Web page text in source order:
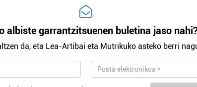
albiste garrantzitsuenen buletina jaso
da, eta Lea-Artibai eta Mutrikuko asteko berri